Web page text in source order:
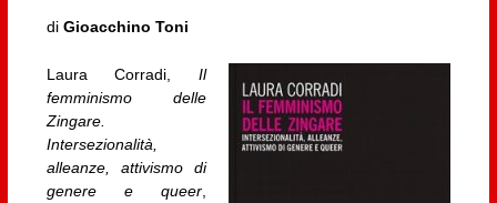
di Gioacchino Toni
Laura Corradi,Il
femminismo delle
Zingare.
Intersezionalità,
alleanze, attivismo di
genere e queer